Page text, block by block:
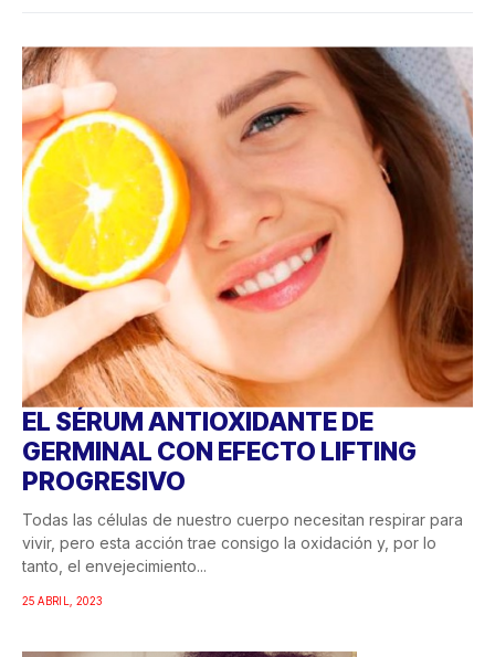
EL SÉRUM ANTIOXIDANTE DE
GERMINAL CON EFECTO LIFTING
PROGRESIVO
Todas las células de nuestro cuerpo necesitan respirar para
vivir, pero esta acción trae consigo la oxidación y, por lo
tanto, el envejecimiento...
25 ABRIL, 2023